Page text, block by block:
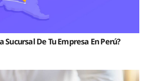
Sucursal De Tu Empresa En Perú?